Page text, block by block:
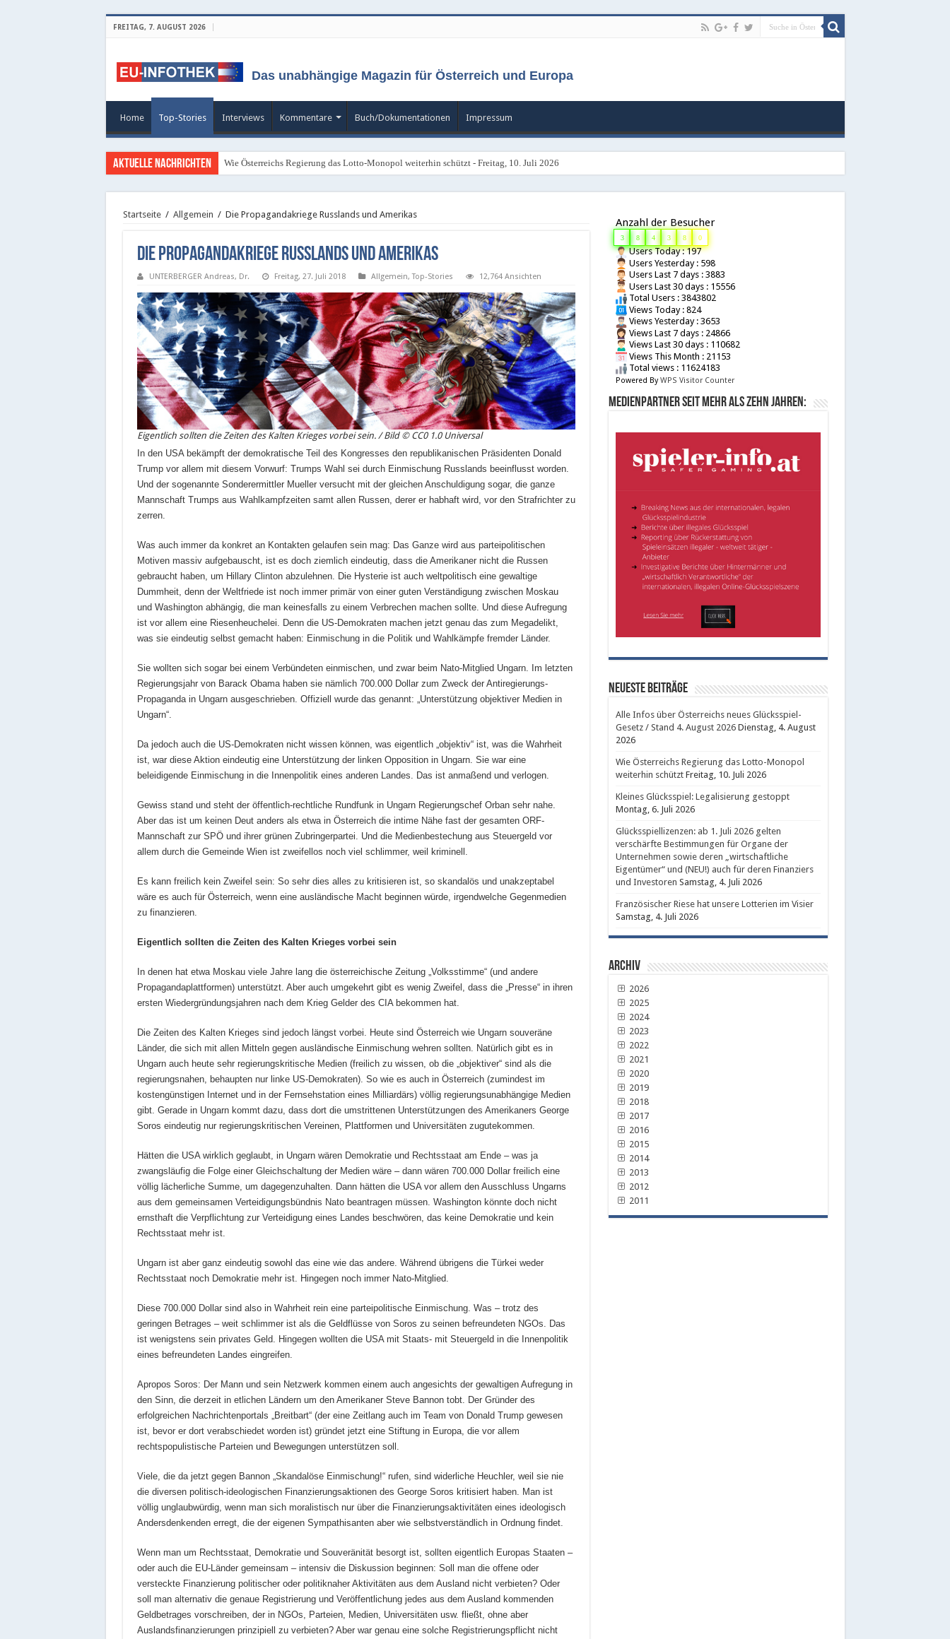
FREITAG, 7. AUGUST 2026
Das unabhängige Magazin für Österreich und Europa
Home Top-Stories Interviews Kommentare Buch/Dokumentationen Impressum
Aktuelle Nachrichten Wie Österreichs Regierung das Lotto-Monopol weiterhin schützt - Freitag, 10. Juli 2026
Startseite / Allgemein / Die Propagandakriege Russlands und Amerikas
Die Propagandakriege Russlands und Amerikas
UNTERBERGER Andreas, Dr. Freitag, 27. Juli 2018 Allgemein,Top-Stories 12,764 Ansichten
Eigentlich sollten die Zeiten des Kalten Krieges vorbei sein. / Bild © CC0 1.0 Universal
In den USA bekämpft der demokratische Teil des Kongresses den republikanischen Präsidenten Donald
Trump vor allem mit diesem Vorwurf: Trumps Wahl sei durch Einmischung Russlands beeinflusst worden.
Und der sogenannte Sonderermittler Mueller versucht mit der gleichen Anschuldigung sogar, die ganze
Mannschaft Trumps aus Wahlkampfzeiten samt allen Russen, derer er habhaft wird, vor den Strafrichter zu
zerren.
Was auch immer da konkret an Kontakten gelaufen sein mag: Das Ganze wird aus parteipolitischen
Motiven massiv aufgebauscht, ist es doch ziemlich eindeutig, dass die Amerikaner nicht die Russen
gebraucht haben, um Hillary Clinton abzulehnen. Die Hysterie ist auch weltpolitisch eine gewaltige
Dummheit, denn der Weltfriede ist noch immer primär von einer guten Verständigung zwischen Moskau
und Washington abhängig, die man keinesfalls zu einem Verbrechen machen sollte. Und diese Aufregung
ist vor allem eine Riesenheuchelei. Denn die US-Demokraten machen jetzt genau das zum Megadelikt,
was sie eindeutig selbst gemacht haben: Einmischung in die Politik und Wahlkämpfe fremder Länder.
Sie wollten sich sogar bei einem Verbündeten einmischen, und zwar beim Nato-Mitglied Ungarn. Im letzten
Regierungsjahr von Barack Obama haben sie nämlich 700.000 Dollar zum Zweck der Antiregierungs-
Propaganda in Ungarn ausgeschrieben. Offiziell wurde das genannt: „Unterstützung objektiver Medien in
Ungarn“.
Da jedoch auch die US-Demokraten nicht wissen können, was eigentlich „objektiv“ ist, was die Wahrheit
ist, war diese Aktion eindeutig eine Unterstützung der linken Opposition in Ungarn. Sie war eine
beleidigende Einmischung in die Innenpolitik eines anderen Landes. Das ist anmaßend und verlogen.
Gewiss stand und steht der öffentlich-rechtliche Rundfunk in Ungarn Regierungschef Orban sehr nahe.
Aber das ist um keinen Deut anders als etwa in Österreich die intime Nähe fast der gesamten ORF-
Mannschaft zur SPÖ und ihrer grünen Zubringerpartei. Und die Medienbestechung aus Steuergeld vor
allem durch die Gemeinde Wien ist zweifellos noch viel schlimmer, weil kriminell.
Es kann freilich kein Zweifel sein: So sehr dies alles zu kritisieren ist, so skandalös und unakzeptabel
wäre es auch für Österreich, wenn eine ausländische Macht beginnen würde, irgendwelche Gegenmedien
zu finanzieren.
Eigentlich sollten die Zeiten des Kalten Krieges vorbei sein
In denen hat etwa Moskau viele Jahre lang die österreichische Zeitung „Volksstimme“ (und andere
Propagandaplattformen) unterstützt. Aber auch umgekehrt gibt es wenig Zweifel, dass die „Presse“ in ihren
ersten Wiedergründungsjahren nach dem Krieg Gelder des CIA bekommen hat.
Die Zeiten des Kalten Krieges sind jedoch längst vorbei. Heute sind Österreich wie Ungarn souveräne
Länder, die sich mit allen Mitteln gegen ausländische Einmischung wehren sollten. Natürlich gibt es in
Ungarn auch heute sehr regierungskritische Medien (freilich zu wissen, ob die „objektiver“ sind als die
regierungsnahen, behaupten nur linke US-Demokraten). So wie es auch in Österreich (zumindest im
kostengünstigen Internet und in der Fernsehstation eines Milliardärs) völlig regierungsunabhängige Medien
gibt. Gerade in Ungarn kommt dazu, dass dort die umstrittenen Unterstützungen des Amerikaners George
Soros eindeutig nur regierungskritischen Vereinen, Plattformen und Universitäten zugutekommen.
Hätten die USA wirklich geglaubt, in Ungarn wären Demokratie und Rechtsstaat am Ende – was ja
zwangsläufig die Folge einer Gleichschaltung der Medien wäre – dann wären 700.000 Dollar freilich eine
völlig lächerliche Summe, um dagegenzuhalten. Dann hätten die USA vor allem den Ausschluss Ungarns
aus dem gemeinsamen Verteidigungsbündnis Nato beantragen müssen. Washington könnte doch nicht
ernsthaft die Verpflichtung zur Verteidigung eines Landes beschwören, das keine Demokratie und kein
Rechtsstaat mehr ist.
Ungarn ist aber ganz eindeutig sowohl das eine wie das andere. Während übrigens die Türkei weder
Rechtsstaat noch Demokratie mehr ist. Hingegen noch immer Nato-Mitglied.
Diese 700.000 Dollar sind also in Wahrheit rein eine parteipolitische Einmischung. Was – trotz des
geringen Betrages – weit schlimmer ist als die Geldflüsse von Soros zu seinen befreundeten NGOs. Das
ist wenigstens sein privates Geld. Hingegen wollten die USA mit Staats- mit Steuergeld in die Innenpolitik
eines befreundeten Landes eingreifen.
Apropos Soros: Der Mann und sein Netzwerk kommen einem auch angesichts der gewaltigen Aufregung in
den Sinn, die derzeit in etlichen Ländern um den Amerikaner Steve Bannon tobt. Der Gründer des
erfolgreichen Nachrichtenportals „Breitbart“ (der eine Zeitlang auch im Team von Donald Trump gewesen
ist, bevor er dort verabschiedet worden ist) gründet jetzt eine Stiftung in Europa, die vor allem
rechtspopulistische Parteien und Bewegungen unterstützen soll.
Viele, die da jetzt gegen Bannon „Skandalöse Einmischung!“ rufen, sind widerliche Heuchler, weil sie nie
die diversen politisch-ideologischen Finanzierungsaktionen des George Soros kritisiert haben. Man ist
völlig unglaubwürdig, wenn man sich moralistisch nur über die Finanzierungsaktivitäten eines ideologisch
Andersdenkenden erregt, die der eigenen Sympathisanten aber wie selbstverständlich in Ordnung findet.
Wenn man um Rechtsstaat, Demokratie und Souveränität besorgt ist, sollten eigentlich Europas Staaten –
oder auch die EU-Länder gemeinsam – intensiv die Diskussion beginnen: Soll man die offene oder
versteckte Finanzierung politischer oder politiknaher Aktivitäten aus dem Ausland nicht verbieten? Oder
soll man alternativ die genaue Registrierung und Veröffentlichung jedes aus dem Ausland kommenden
Geldbetrages vorschreiben, der in NGOs, Parteien, Medien, Universitäten usw. fließt, ohne aber
Auslandsfinanzierungen prinzipiell zu verbieten? Aber war genau eine solche Registrierungspflicht nicht
Anzahl der Besucher
3 8 4 3 8 0
Users Today : 197
Users Yesterday : 598
Users Last 7 days : 3883
Users Last 30 days : 15556
Total Users : 3843802
Views Today : 824
Views Yesterday : 3653
Views Last 7 days : 24866
Views Last 30 days : 110682
Views This Month : 21153
Total views : 11624183
Powered By WPS Visitor Counter
Medienpartner seit mehr als zehn Jahren:
Neueste Beiträge
Alle Infos über Österreichs neues Glücksspiel-
Gesetz / Stand 4. August 2026 Dienstag, 4. August
2026
Wie Österreichs Regierung das Lotto-Monopol
weiterhin schützt Freitag, 10. Juli 2026
Kleines Glücksspiel: Legalisierung gestoppt
Montag, 6. Juli 2026
Glücksspiellizenzen: ab 1. Juli 2026 gelten
verschärfte Bestimmungen für Organe der
Unternehmen sowie deren „wirtschaftliche
Eigentümer“ und (NEU!) auch für deren Finanziers
und Investoren Samstag, 4. Juli 2026
Französischer Riese hat unsere Lotterien im Visier
Samstag, 4. Juli 2026
Archiv
2026
2025
2024
2023
2022
2021
2020
2019
2018
2017
2016
2015
2014
2013
2012
2011